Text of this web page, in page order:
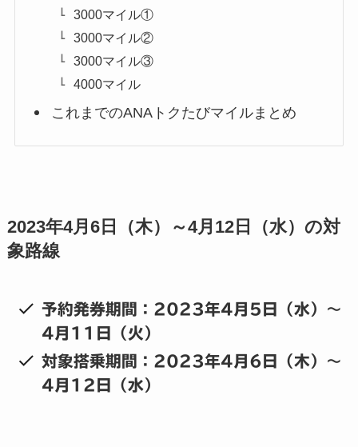
3000マイル①
3000マイル②
3000マイル③
4000マイル
これまでのANAトクたびマイルまとめ
2023年4月6日（木）～4月12日（水）の対
象路線
予約発券期間：2023年4月5日（水）～
4月11日（火）
対象搭乗期間：2023年4月6日（木）～
4月12日（水）